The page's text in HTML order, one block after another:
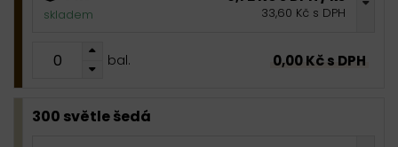
skladem 33,60 Kč s DPH
bal. 0,00 Kč s DPH
300 světle šedá